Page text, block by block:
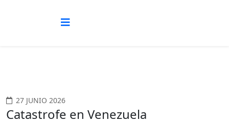
27 JUNIO 2026
Catastrofe en Venezuela